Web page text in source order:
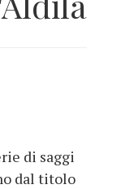
di saggi
dal titolo